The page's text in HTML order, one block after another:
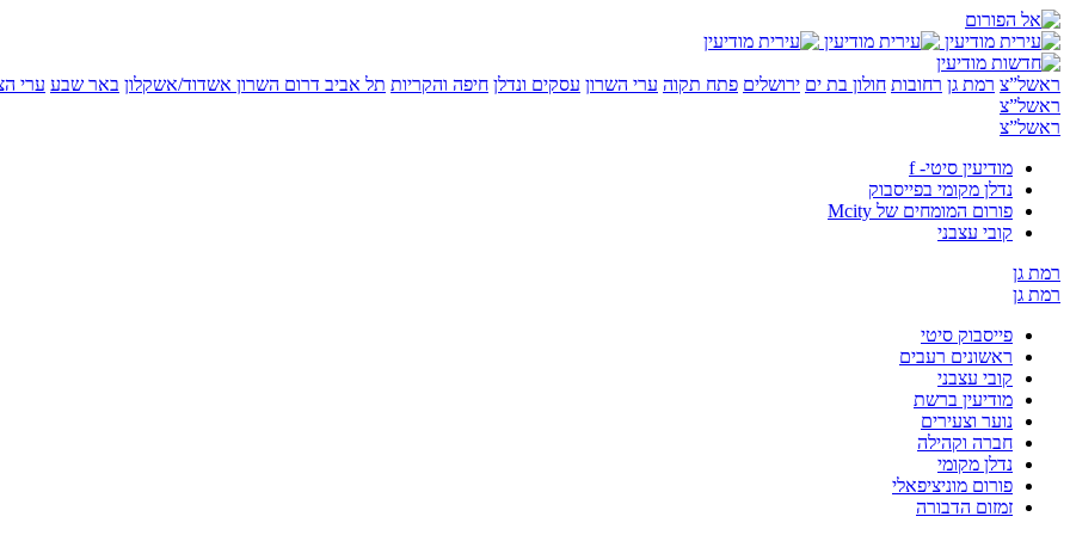
ראשל”צ רמת גן רחובות חולון בת ים ירושלים פתח תקוה ערי השרון עסקים ונדלן חיפה והקריות תל אביב דרום השרון אשדוד/אשקלון באר שבע ערי
ראשל”צ
ראשל”צ
מודיעין סיטי- f
נדלן מקומי בפייסבוק
פורום המומחים של Mcity
קובי עצבני
רמת גן
רמת גן
פייסבוק סיטי
ראשונים רעבים
קובי עצבני
מודיעין ברשת
נוער וצעירים
חברה וקהילה
נדלן מקומי
פורום מוניציפאלי
זמזום הדבורה